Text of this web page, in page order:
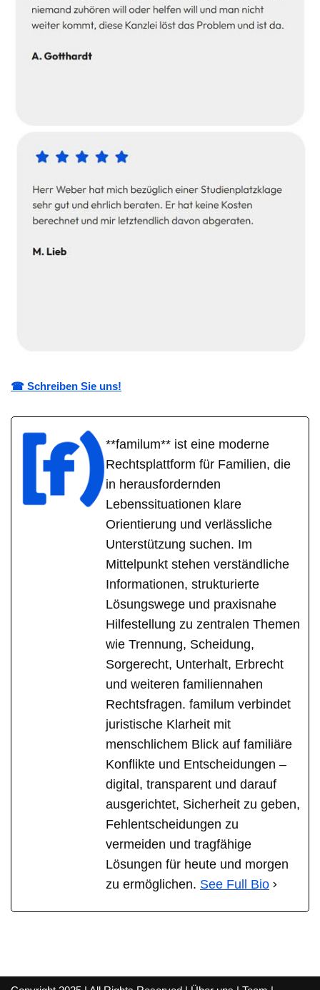
☎ Schreiben Sie uns!
**familum** ist eine moderne
Rechtsplattform für Familien, die
in herausfordernden
Lebenssituationen klare
Orientierung und verlässliche
Unterstützung suchen. Im
Mittelpunkt stehen verständliche
Informationen, strukturierte
Lösungswege und praxisnahe
Hilfestellung zu zentralen Themen
wie Trennung, Scheidung,
Sorgerecht, Unterhalt, Erbrecht
und weiteren familiennahen
Rechtsfragen. familum verbindet
juristische Klarheit mit
menschlichem Blick auf familiäre
Konflikte und Entscheidungen –
digital, transparent und darauf
ausgerichtet, Sicherheit zu geben,
Fehlentscheidungen zu
vermeiden und tragfähige
Lösungen für heute und morgen
zu ermöglichen. See Full Bio